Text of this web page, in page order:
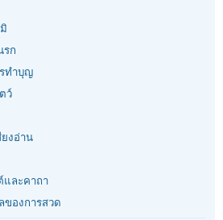
รก
ทำบุญ
ว์
งอ่าน
ละคาถา
ของการสวด